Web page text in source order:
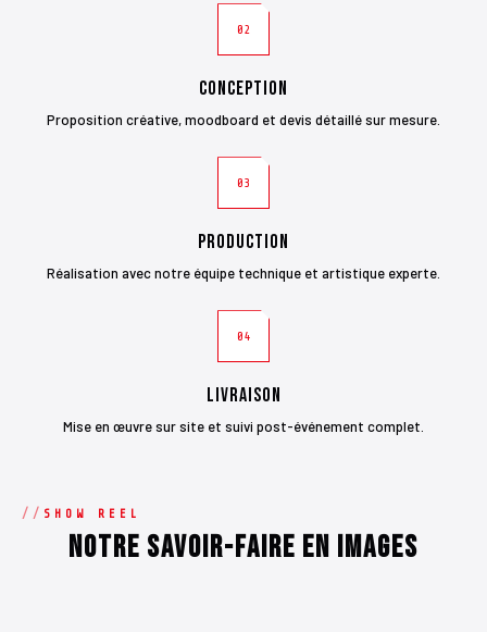
02
Conception
Proposition créative, moodboard et devis détaillé sur mesure.
03
Production
Réalisation avec notre équipe technique et artistique experte.
04
Livraison
Mise en œuvre sur site et suivi post-événement complet.
SHOW REEL
Notre savoir-faire en images